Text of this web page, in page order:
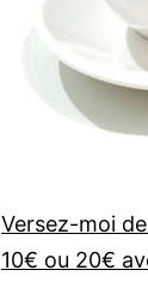
Versez-moi
10€ ou 20€